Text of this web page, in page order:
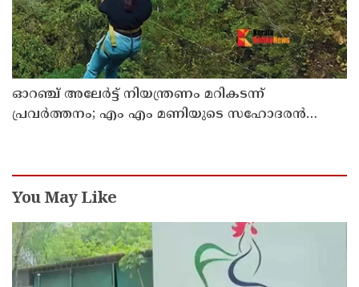
ഓറഞ്ച് അലേര്‍ട്ട് നിയന്ത്രണം മറികടന്ന്
പ്രവര്‍ത്തനം; എം എം മണിയുടെ സഹോദരന്‍
You May Like